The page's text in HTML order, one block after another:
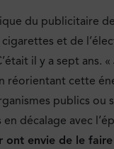
du publicitaire
et de
il y a sept ans. «
réorientant cette
publics ou
décalage avec
ont envie de le